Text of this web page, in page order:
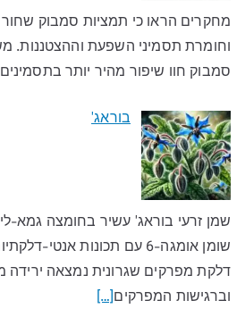
מחקרים הראו כי תמציות סמבוק
וחומרת תסמיני השפעת וההצטננות.
סמבוק חוו שיפור מהיר יותר בתסמינים
בוראג'
שומן אומגה-6 עם תכונות
דלקת מפרקים שגרונית נמצאה ירידה
וברגישות המפרקים[…]